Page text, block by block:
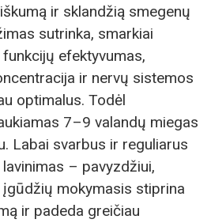
ir sklandžią smegenų
sutrinka, smarkiai
efektyvumas,
ir nervų sistemos
optimalus. Todėl
7–9 valandų miegas
Labai svarbus ir reguliarus
– pavyzdžiui,
mokymasis stiprina
ir padeda greičiau